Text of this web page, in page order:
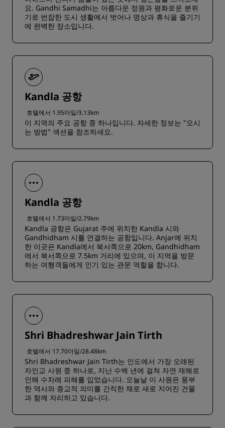
요. Gandhi Samadhi는 아름다운 정원과 평화로운 분위
기로 번잡한 도시 생활에서 벗어나 명상과 휴식을 즐기기
에 완벽한 장소입니다.
Kandla 공항
호텔에서 1.95마일/3.13km
이 지역의 주요 공항 중 하나입니다. 자세한 정보는 "오시
는 방법" 섹션을 참조하세요.
Kandla 공항
호텔에서 1.73마일/2.79km
Kandla 공항은 Gujarat 주에 위치한 Kandla 시와
Gandhidham 시를 연결하는 공항입니다. Anjar에 위치
한 이곳은 Kandla에서 북서쪽으로 20km, Gandhidham
에서 북서쪽으로 7.5km 거리에 있으며, 이 지역을 방문
하는 여행객들에게 인기 있는 관문 역할을 합니다.
Shri Bhadreshwar Jain Tirth
호텔에서 17.70마일/28.48km
Shri Bhadreshwar Jain Tirth는 인도에서 가장 오래된
자인교 사원 중 하나로, 지난 수백 년에 걸쳐 자연 재해로
인해 수차례 피해를 입었습니다. 오늘날 이 사원은 풍부
한 역사와 종교적 의미를 간직한 채로 새로 지어진 건물
과 함께 자리하고 있습니다.